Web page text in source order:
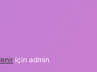
için admin